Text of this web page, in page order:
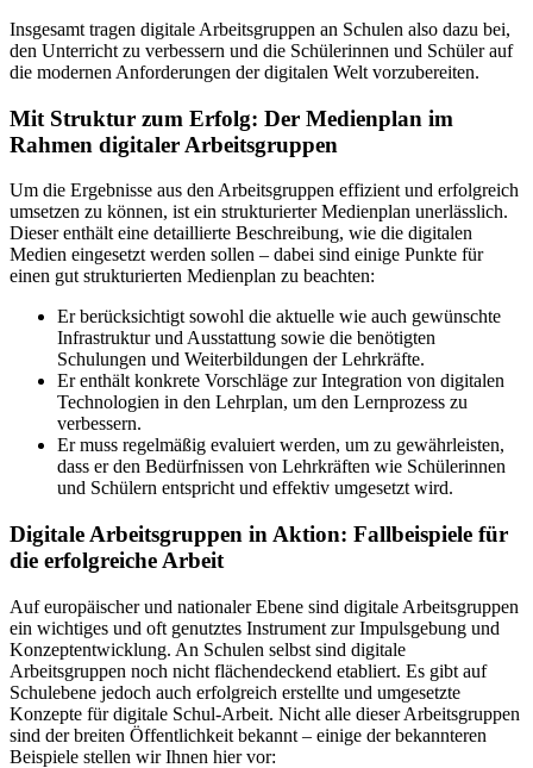
Insgesamt tragen digitale Arbeitsgruppen an Schulen also dazu bei,
den Unterricht zu verbessern und die Schülerinnen und Schüler auf
die modernen Anforderungen der digitalen Welt vorzubereiten.
Mit Struktur zum Erfolg: Der Medienplan im
Rahmen digitaler Arbeitsgruppen
Um die Ergebnisse aus den Arbeitsgruppen effizient und erfolgreich
umsetzen zu können, ist ein strukturierter Medienplan unerlässlich.
Dieser enthält eine detaillierte Beschreibung, wie die digitalen
Medien eingesetzt werden sollen – dabei sind einige Punkte für
einen gut strukturierten Medienplan zu beachten:
Er berücksichtigt sowohl die aktuelle wie auch gewünschte
Infrastruktur und Ausstattung sowie die benötigten
Schulungen und Weiterbildungen der Lehrkräfte.
Er enthält konkrete Vorschläge zur Integration von digitalen
Technologien in den Lehrplan, um den Lernprozess zu
verbessern.
Er muss regelmäßig evaluiert werden, um zu gewährleisten,
dass er den Bedürfnissen von Lehrkräften wie Schülerinnen
und Schülern entspricht und effektiv umgesetzt wird.
Digitale Arbeitsgruppen in Aktion: Fallbeispiele für
die erfolgreiche Arbeit
Auf europäischer und nationaler Ebene sind digitale Arbeitsgruppen
ein wichtiges und oft genutztes Instrument zur Impulsgebung und
Konzeptentwicklung. An Schulen selbst sind digitale
Arbeitsgruppen noch nicht flächendeckend etabliert. Es gibt auf
Schulebene jedoch auch erfolgreich erstellte und umgesetzte
Konzepte für digitale Schul-Arbeit. Nicht alle dieser Arbeitsgruppen
sind der breiten Öffentlichkeit bekannt – einige der bekannteren
Beispiele stellen wir Ihnen hier vor: